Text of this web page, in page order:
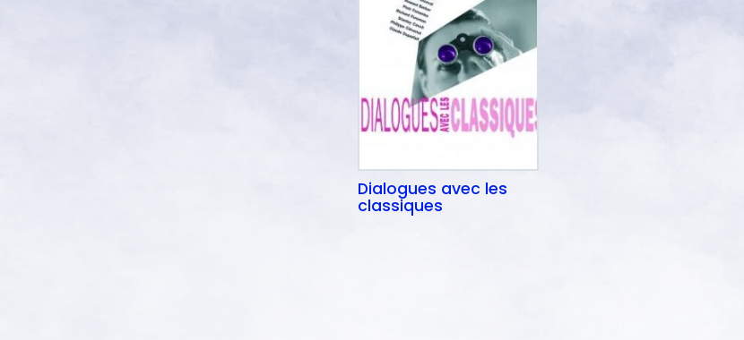
Dialogues avec les
classiques